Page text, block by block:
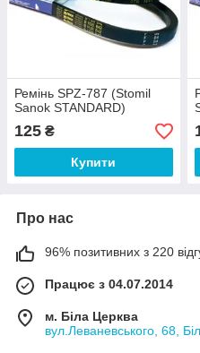
Ремінь SPZ-787 (Stomil
Sanok STANDARD)
125 ₴
Купити
Про нас
96% позитивних з 220
Працює з 04.07.2014
м. Біла Церква
вул.Леваневського, 68,